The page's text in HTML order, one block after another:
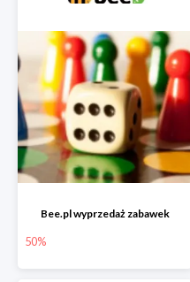
Bee.pl wyprzedaż zabawek
50%